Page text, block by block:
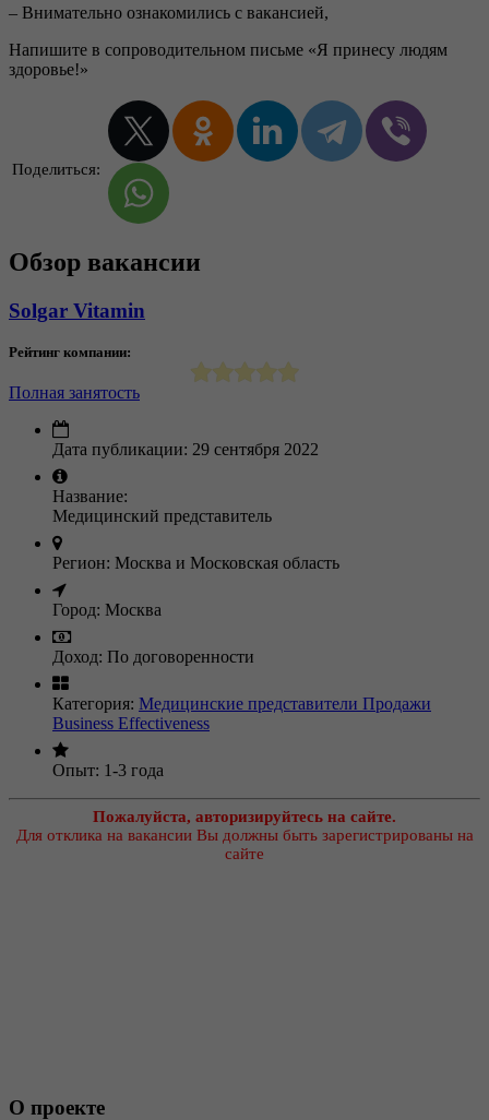
– Внимательно ознакомились с вакансией,
Напишите в сопроводительном письме «Я принесу людям
здоровье!»
Поделиться:
Обзор вакансии
Solgar Vitamin
Рейтинг компании:
Полная занятость
Дата публикации: 29 сентября 2022
Название:
Медицинский представитель
Регион: Москва и Московская область
Город: Москва
Доход: По договоренности
Категория: Медицинские представители Продажи
Business Effectiveness
Опыт: 1-3 года
Пожалуйста, авторизируйтесь на сайте.
Для отклика на вакансии Вы должны быть зарегистрированы на
сайте
О проекте